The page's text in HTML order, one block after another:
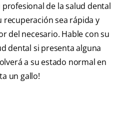
de la salud dental
recuperación sea rápida y
del necesario. Hable con su
dental si presenta alguna
a su estado normal en
un gallo!